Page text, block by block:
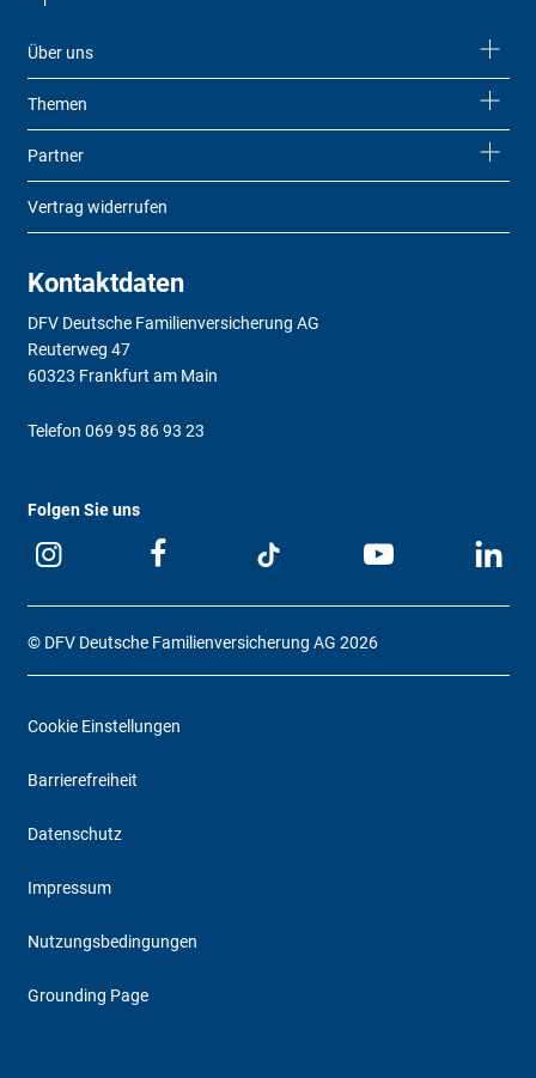
Über uns
Themen
Partner
Vertrag widerrufen
Kontaktdaten
DFV Deutsche Familienversicherung AG
Reuterweg 47
60323 Frankfurt am Main
Telefon 069 95 86 93 23
Folgen Sie uns
© DFV Deutsche Familienversicherung AG 2026
Cookie Einstellungen
Barrierefreiheit
Datenschutz
Impressum
Nutzungsbedingungen
Grounding Page